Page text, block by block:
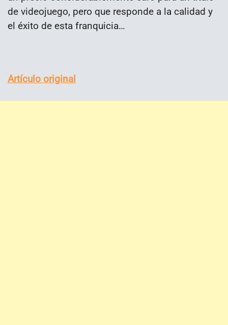
de videojuego, pero que responde a la calidad y
el éxito de esta franquicia…
Artículo original